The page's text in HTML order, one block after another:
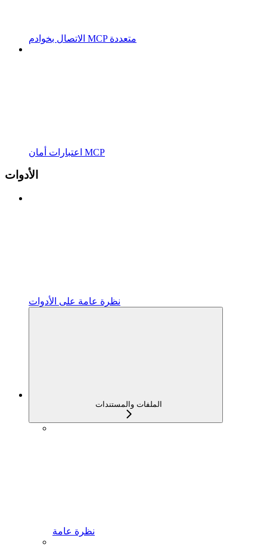
الاتصال بخوادم MCP متعددة
اعتبارات أمان MCP
الأدوات
نظرة عامة على الأدوات
الملفات والمستندات
نظرة عامة